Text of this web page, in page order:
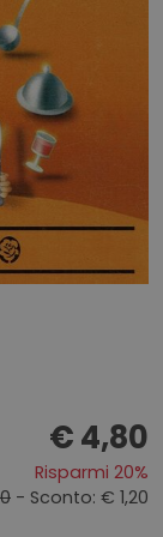
€ 4,80
Risparmi 20%
- Sconto: € 1,20